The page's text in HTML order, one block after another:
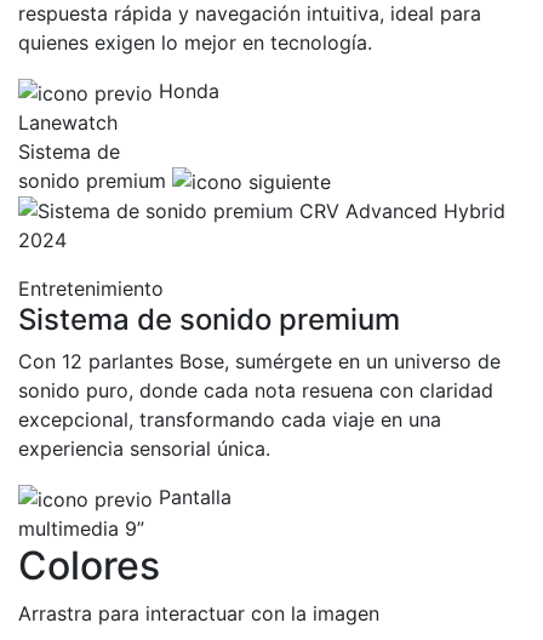
respuesta rápida y navegación intuitiva, ideal para
quienes exigen lo mejor en tecnología.
Honda
Lanewatch
Sistema de
sonido premium
Entretenimiento
Sistema de sonido premium
Con 12 parlantes Bose, sumérgete en un universo de
sonido puro, donde cada nota resuena con claridad
excepcional, transformando cada viaje en una
experiencia sensorial única.
Pantalla
multimedia 9”
Colores
Arrastra para interactuar con la imagen